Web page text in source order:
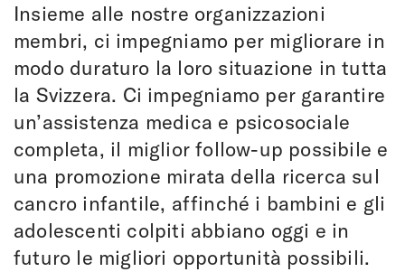
Insieme alle nostre organizzazioni
membri, ci impegniamo per migliorare in
modo duraturo la loro situazione in tutta
la Svizzera. Ci impegniamo per garantire
un’assistenza medica e psicosociale
completa, il miglior follow-up possibile e
una promozione mirata della ricerca sul
cancro infantile, affinché i bambini e gli
adolescenti colpiti abbiano oggi e in
futuro le migliori opportunità possibili.